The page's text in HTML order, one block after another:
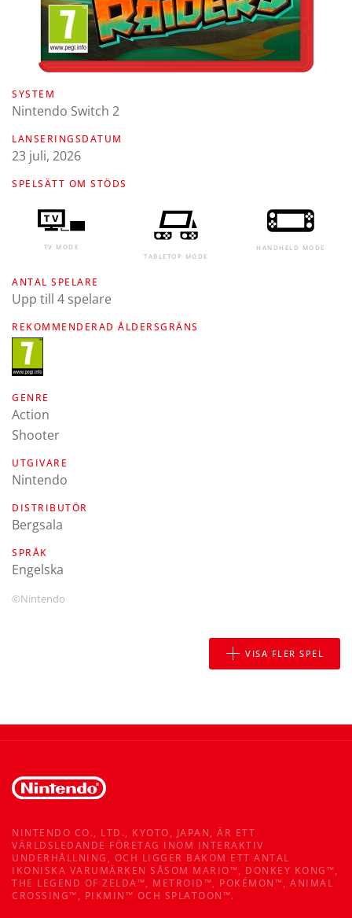
SYSTEM
Nintendo Switch 2
LANSERINGSDATUM
23 juli, 2026
SPELSÄTT OM STÖDS
TV MODE
TABLETOP MODE
HANDHELD MODE
ANTAL SPELARE
Upp till 4 spelare
REKOMMENDERAD ÅLDERSGRÄNS
GENRE
Action
Shooter
UTGIVARE
Nintendo
DISTRIBUTÖR
Bergsala
SPRÅK
engelska
©Nintendo
VISA FLER SPEL
NINTENDO CO., LTD., KYOTO, JAPAN, ÄR ETT
VÄRLDSLEDANDE FÖRETAG INOM INTERAKTIV
UNDERHÅLLNING, OCH LIGGER BAKOM ETT ANTAL
IKONISKA VARUMÄRKEN SÅSOM MARIO™, DONKEY KONG™,
THE LEGEND OF ZELDA™, METROID™, POKÉMON™, ANIMAL
CROSSING™, PIKMIN™ OCH SPLATOON™.